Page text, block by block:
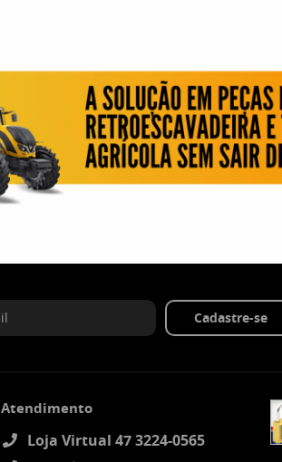
Cadastre-se
Atendimento
Loja Virtual 47 3224-0565